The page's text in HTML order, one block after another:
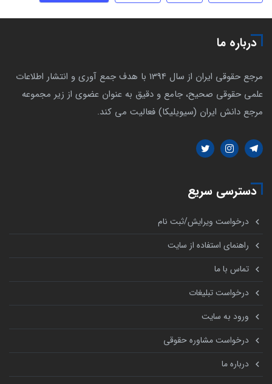
درباره ما
مرجع حقوقی ایران از سال 1394 با هدف جمع آوری و انتشار اطلاعات
علمی حقوقی صحیح، جامع و دقیق به عنوان عضوی از زیر مجموعه
مرجع دانش ایران (سیویلیکا) فعالیت می کند.
دسترسی سریع
درخواست ویرایش/ثبت نام
راهنمای استفاده از سایت
تماس با ما
درخواست تبلیغات
ورود به سایت
درخواست مشاوره حقوقی
درباره ما